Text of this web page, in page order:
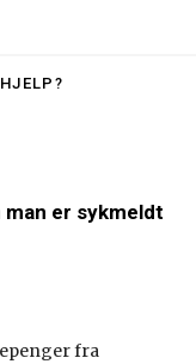
er sykmeldt
fra